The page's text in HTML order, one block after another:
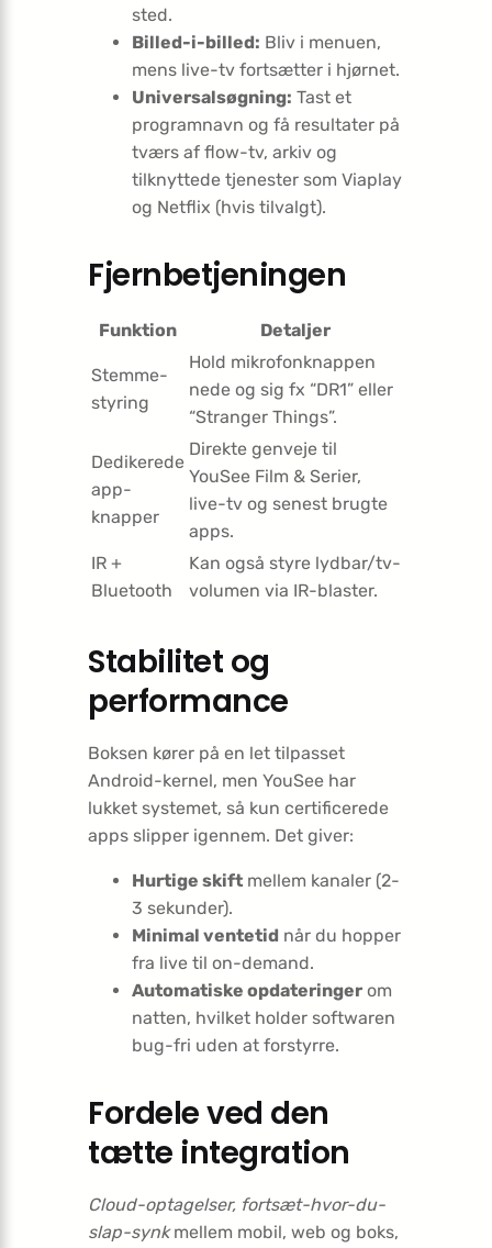
sted.
Billed-i-billed: Bliv i menuen,
mens live-tv fortsætter i hjørnet.
Universalsøgning: Tast et
programnavn og få resultater på
tværs af flow-tv, arkiv og
tilknyttede tjenester som Viaplay
og Netflix (hvis tilvalgt).
Fjernbetjeningen
Funktion Detaljer
Stemme­­
styring
Hold mikrofonknappen
nede og sig fx “DR1” eller
“Stranger Things”.
Dedikerede
app-
knapper
Direkte genveje til
YouSee Film & Serier,
live-tv og senest brugte
apps.
IR +
Bluetooth
Kan også styre lydbar/tv-
volumen via IR-blaster.
Stabilitet og
performance
Boksen kører på en let tilpasset
Android-kernel, men YouSee har
lukket systemet, så kun certificerede
apps slipper igennem. Det giver:
Hurtige skift mellem kanaler (2-
3 sekunder).
Minimal ventetid når du hopper
fra live til on-demand.
Automatiske opdateringer om
natten, hvilket holder softwaren
bug-fri uden at forstyrre.
Fordele ved den
tætte integration
Cloud-optagelser, fortsæt-hvor-du-
slap-synkmellem mobil, web og boks,